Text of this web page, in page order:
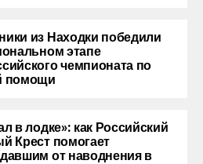
из Находки победили
этапе
чемпионата по
помощи
в лодке»: как Российский
Крест помогает
от наводнения в